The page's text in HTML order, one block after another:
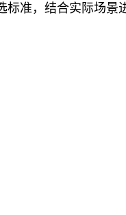
标准，结合实际场景